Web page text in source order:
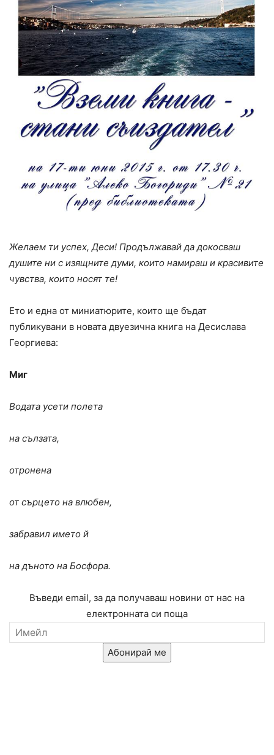
Желаем ти успех, Деси! Продължавай да докосваш
душите ни с изящните думи, които намираш и красивите
чувства, които носят те!
Ето и една от миниатюрите, които ще бъдат
публикувани в новата двуезична книга на Десислава
Георгиева:
Миг
Водата усети полета
на сълзата,
отронена
от сърцето на влюбен,
забравил името й
на дъното на Босфора.
Въведи email, за да получаваш новини от нас на
електронната си поща
Абонирай ме